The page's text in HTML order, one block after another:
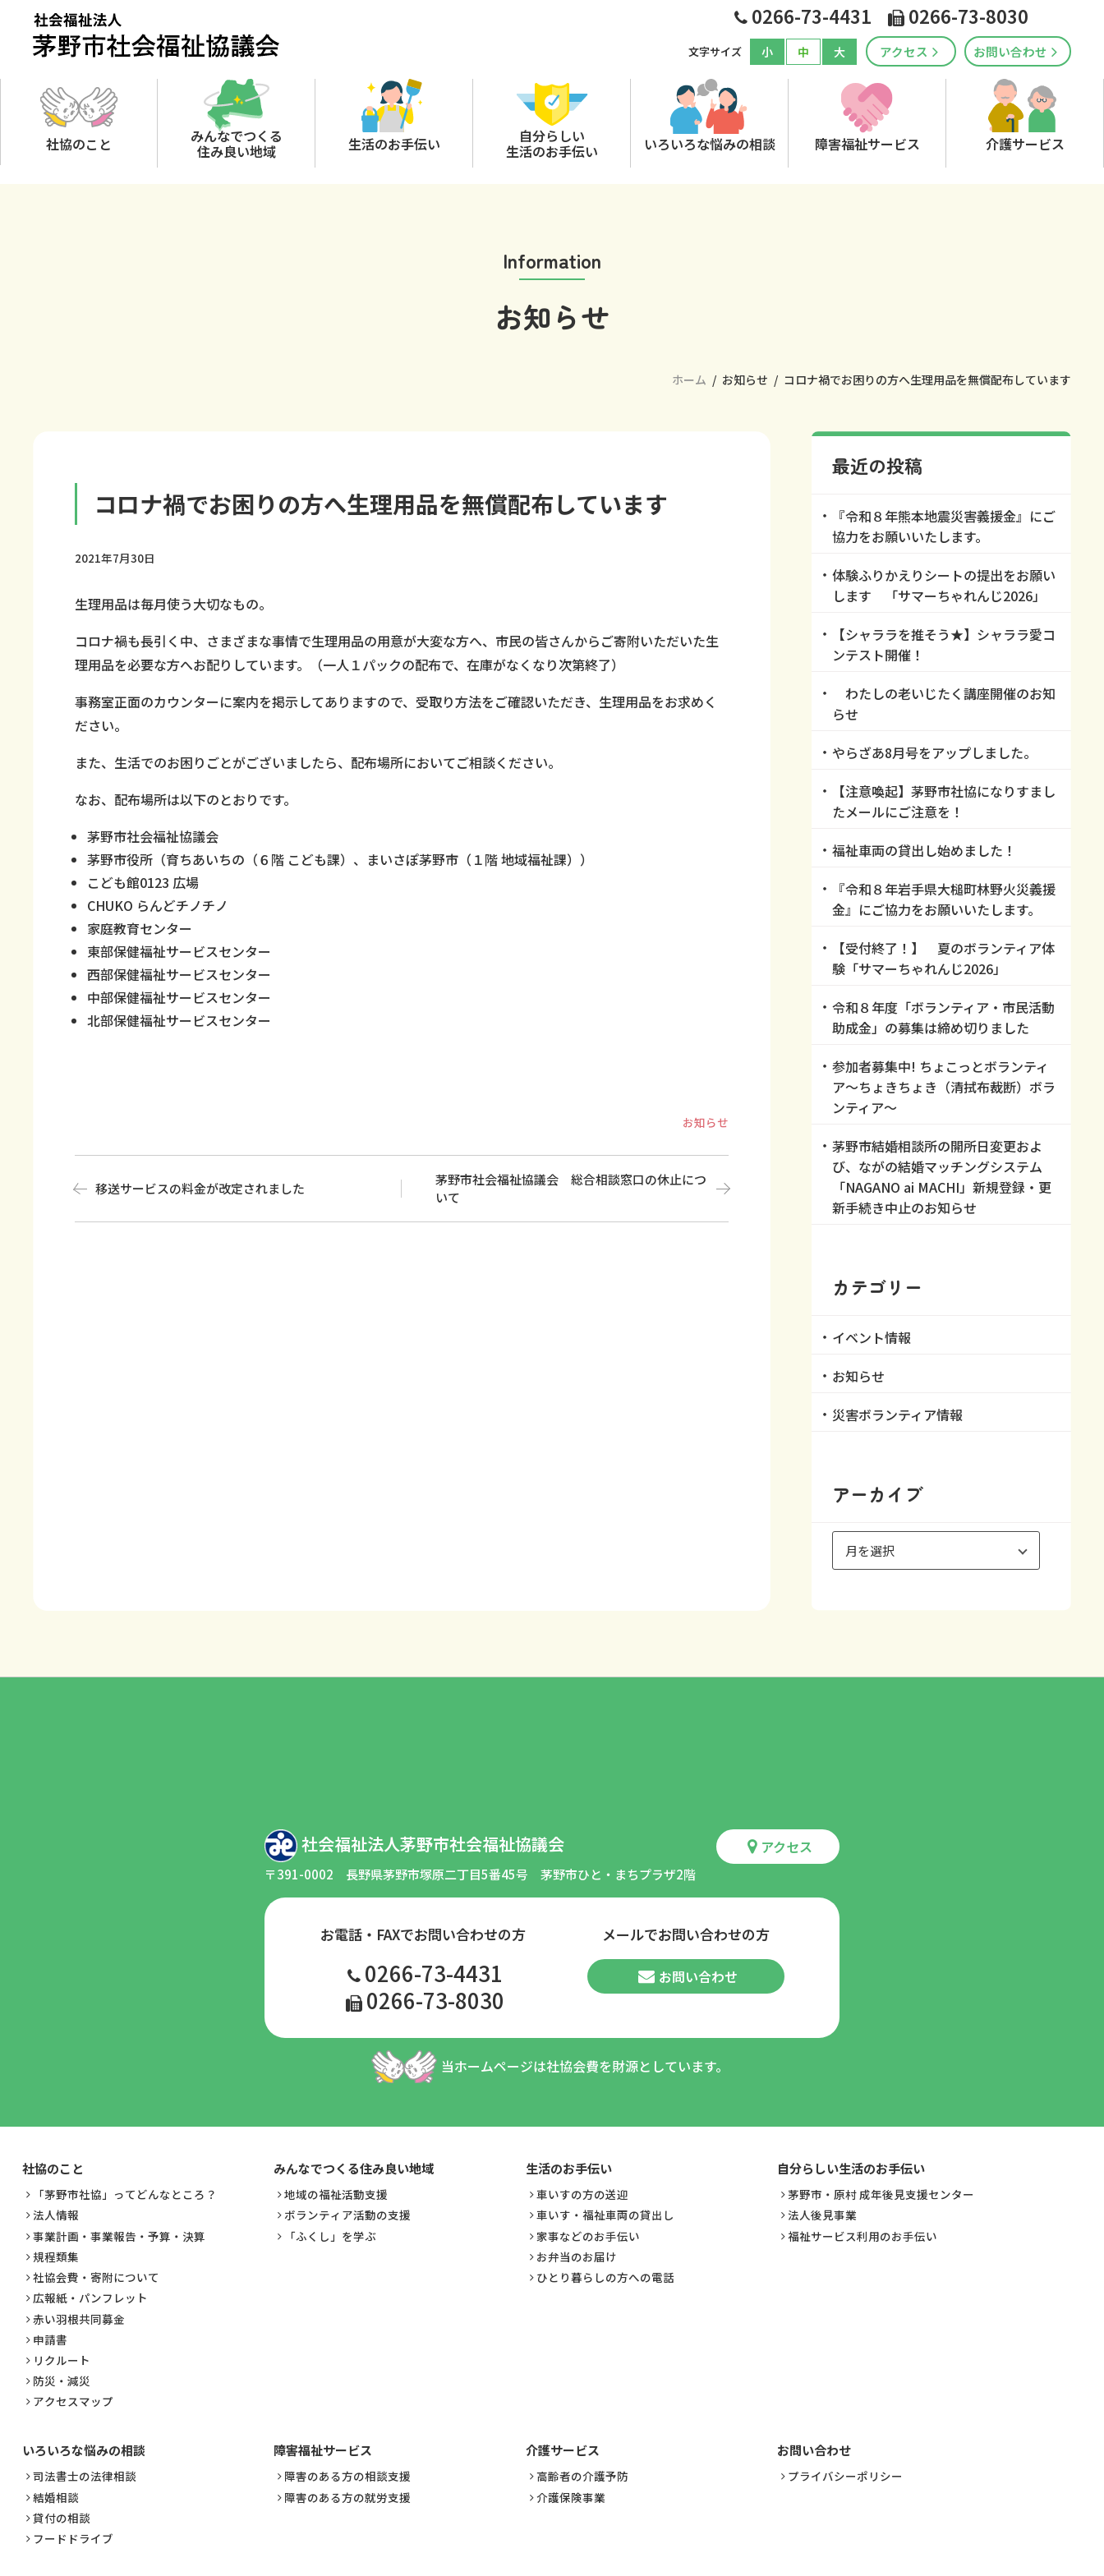
content
0266-73-4431 0266-73-8030
文字サイズ 小 中 大 アクセス お問い合わせ
社協のこと みんなでつくる
住み良い地域 生活のお手伝い 自分らしい
生活のお手伝い いろいろな悩みの相談 障害福祉サービス 介護サービス
Information
お知らせ
ホーム お知らせ コロナ禍でお困りの方へ生理用品を無償配布しています
コロナ禍でお困りの方へ生理用品を無償配布しています
2021年7月30日
生理用品は毎月使う大切なもの。
コロナ禍も長引く中、さまざまな事情で生理用品の用意が大変な方へ、市民の皆さんからご寄附いただいた生
理用品を必要な方へお配りしています。（一人１パックの配布で、在庫がなくなり次第終了）
事務室正面のカウンターに案内を掲示してありますので、受取り方法をご確認いただき、生理用品をお求めく
ださい。
また、生活でのお困りごとがございましたら、配布場所においてご相談ください。
なお、配布場所は以下のとおりです。
茅野市社会福祉協議会
茅野市役所（育ちあいちの（６階 こども課）、まいさぽ茅野市（１階 地域福祉課））
こども館0123 広場
CHUKO らんどチノチノ
家庭教育センター
東部保健福祉サービスセンター
西部保健福祉サービスセンター
中部保健福祉サービスセンター
北部保健福祉サービスセンター
Categories
お知らせ
Post移送サービスの料金が改定されました
茅野市社会福祉協議会 総合相談窓口の休止につ
いて
最近の投稿
『令和８年熊本地震災害義援金』にご
協力をお願いいたします。
体験ふりかえりシートの提出をお願い
します 「サマーちゃれんじ2026」
【シャララを推そう★】シャララ愛コ
ンテスト開催！
わたしの老いじたく講座開催のお知
らせ
やらざあ8月号をアップしました。
【注意喚起】茅野市社協になりすまし
たメールにご注意を！
福祉車両の貸出し始めました！
『令和８年岩手県大槌町林野火災義援
金』にご協力をお願いいたします。
【受付終了！】 夏のボランティア体
験「サマーちゃれんじ2026」
令和８年度「ボランティア・市民活動
助成金」の募集は締め切りました
参加者募集中! ちょこっとボランティ
ア～ちょきちょき（清拭布裁断）ボラ
ンティア～
茅野市結婚相談所の開所日変更およ
び、ながの結婚マッチングシステム
「NAGANO ai MACHI」新規登録・更
新手続き中止のお知らせ
カテゴリー
イベント情報
お知らせ
災害ボランティア情報
アーカイブ
社会福祉法人茅野市社会福祉協議会
〒391-0002 長野県茅野市塚原二丁目5番45号 茅野市ひと・まちプラザ2階
アクセス
お電話・FAXでお問い合わせの方
0266-73-4431
0266-73-8030
メールでお問い合わせの方
お問い合わせ
当ホームページは社協会費を財源としています。
社協のこと
「茅野市社協」ってどんなところ？
法人情報
事業計画・事業報告・予算・決算
規程類集
社協会費・寄附について
広報紙・パンフレット
赤い羽根共同募金
申請書
リクルート
防災・減災
アクセスマップ
みんなでつくる住み良い地域
地域の福祉活動支援
ボランティア活動の支援
「ふくし」を学ぶ
生活のお手伝い
車いすの方の送迎
車いす・福祉車両の貸出し
家事などのお手伝い
お弁当のお届け
ひとり暮らしの方への電話
自分らしい生活のお手伝い
茅野市・原村 成年後見支援センター
法人後見事業
福祉サービス利用のお手伝い
いろいろな悩みの相談
司法書士の法律相談
結婚相談
貸付の相談
フードドライブ
障害福祉サービス
障害のある方の相談支援
障害のある方の就労支援
介護サービス
高齢者の介護予防
介護保険事業
お問い合わせ
プライバシーポリシー